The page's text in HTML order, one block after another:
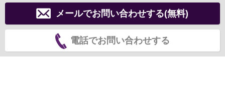
メールでお問い合わせする(無料)
電話でお問い合わせする